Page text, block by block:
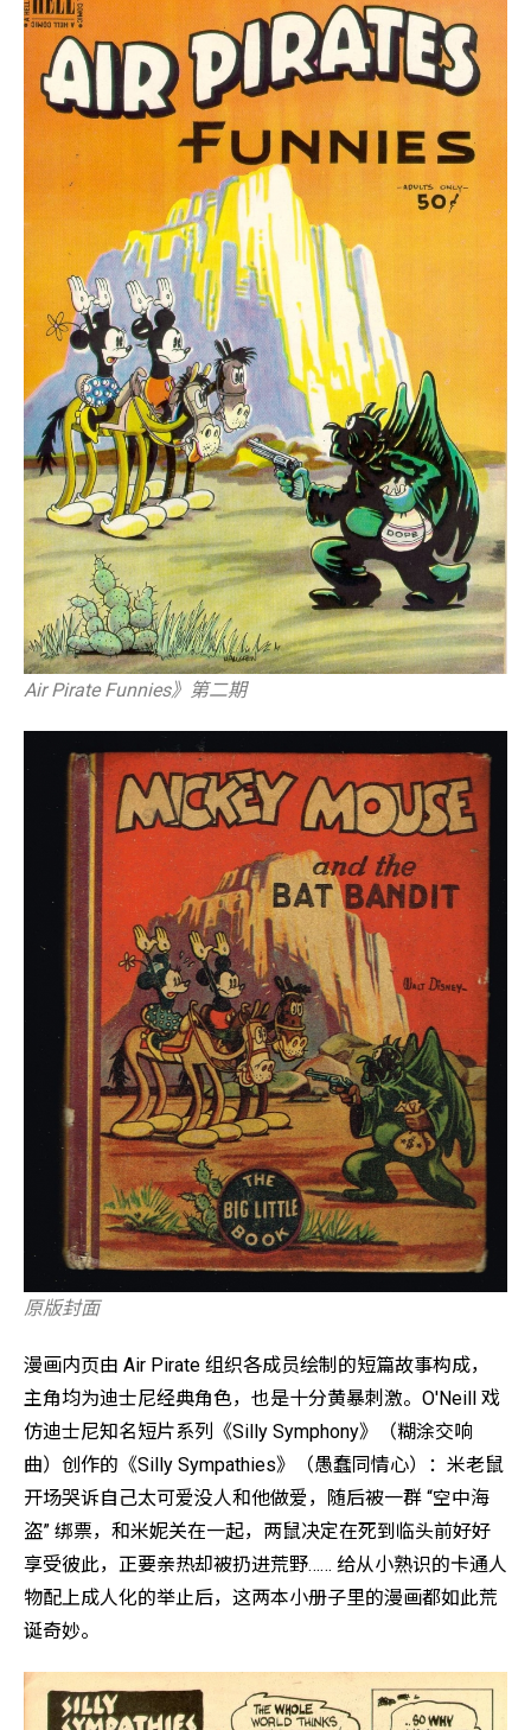
Air Pirate Funnies》第二期
原版封面
漫画内页由 Air Pirate 组织各成员绘制的短篇故事构成，
主角均为迪士尼经典角色，也是十分黄暴刺激。O'Neill 戏
仿迪士尼知名短片系列《Silly Symphony》（糊涂交响
曲）创作的《Silly Sympathies》（愚蠢同情心）：米老鼠
开场哭诉自己太可爱没人和他做爱，随后被一群 “空中海
盗” 绑票，和米妮关在一起，两鼠决定在死到临头前好好
享受彼此，正要亲热却被扔进荒野…… 给从小熟识的卡通人
物配上成人化的举止后，这两本小册子里的漫画都如此荒
诞奇妙。